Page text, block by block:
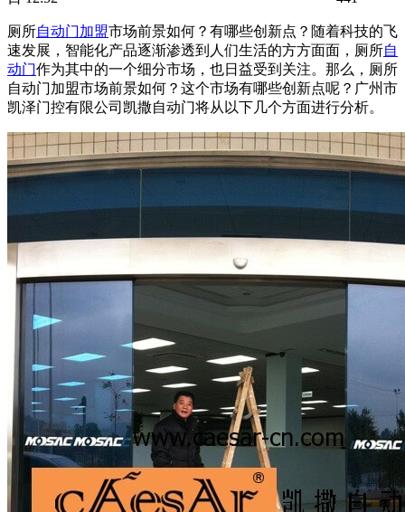
厕所自动门加盟市场前景如何？有哪些创新点？随着科技的飞
速发展，智能化产品逐渐渗透到人们生活的方方面面，厕所自
动门作为其中的一个细分市场，也日益受到关注。那么，厕所
自动门加盟市场前景如何？这个市场有哪些创新点呢？广州市
凯泽门控有限公司凯撒自动门将从以下几个方面进行分析。